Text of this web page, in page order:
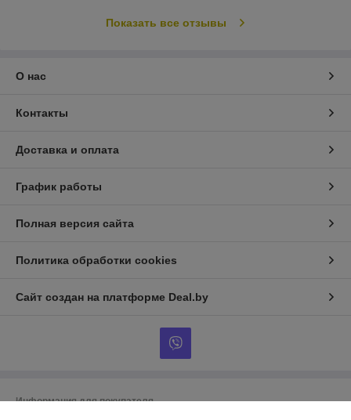
Показать все отзывы
О нас
Контакты
Доставка и оплата
График работы
Полная версия сайта
Политика обработки cookies
Сайт создан на платформе Deal.by
Информация для покупателя